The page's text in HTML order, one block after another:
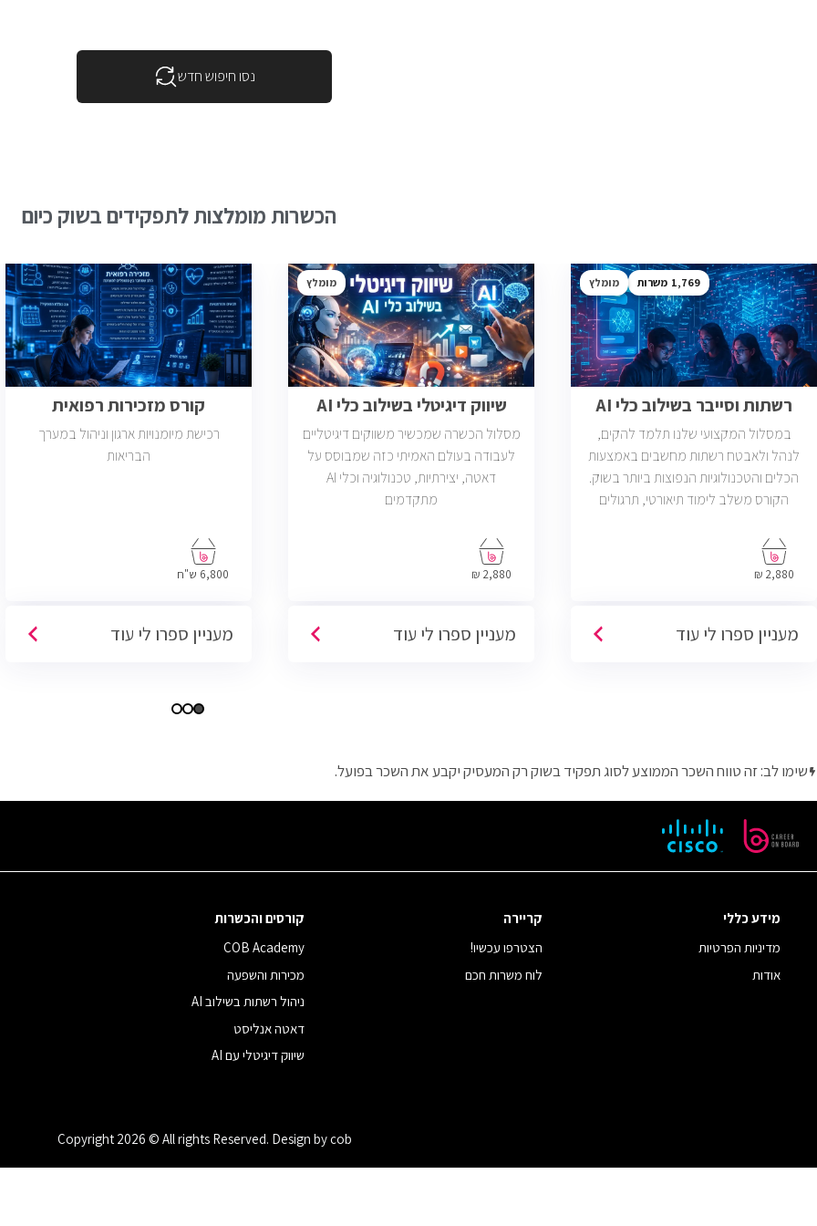
נסו חיפוש חדש
הכשרות מומלצות לתפקידים בשוק כיום
1,769 מומלץ
רשתות וסייבר בשילוב כלי AI
במסלול המקצועי שלנו תלמד להקים,
לנהל ולאבטח רשתות מחשבים באמצעות
הכלים והטכנולוגיות הנפוצות ביותר בשוק.
הקורס משלב לימוד תיאורטי, תרגולים
שתוכל להתחיל לעבוד במשרות בתחום ה-
IT, Helpdesk, System, Network ו-Cyber.
2,880 ₪
מעניין ספרו לי עוד
מומלץ
שיווק דיגיטלי בשילוב כלי AI
מסלול הכשרה שמכשיר משווקים דיגיטליים
לעבודה בעולם האמיתי כזה שמבוסס על
דאטה, יצירתיות, טכנולוגיה וכלי AI
מתקדמים
2,880 ₪
מעניין ספרו לי עוד
קורס מזכירות רפואית
רכישת מיומנויות ארגון וניהול במערך
הבריאות
6,800 ש"ח
מעניין ספרו לי עוד
שימו לב: זה טווח השכר הממוצע לסוג תפקיד בשוק רק המעסיק יקבע את השכר בפועל.
מידע כללי
מדיניות הפרטיות
אודות
קריירה
הצטרפו עכשיו!
לוח משרות חכם
קורסים והכשרות
COB Academy
מכירות והשפעה
ניהול רשתות בשילוב AI
דאטה אנליסט
שיווק דיגיטלי עם AI
Copyright 2026 © All rights Reserved. Design by cob